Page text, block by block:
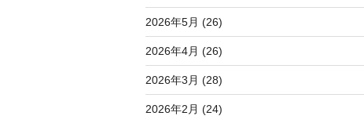
2026年5月 (26)
2026年4月 (26)
2026年3月 (28)
2026年2月 (24)